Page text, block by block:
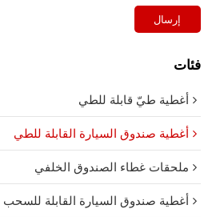
إرسال
فئات
أغطية طيّ قابلة للطي
أغطية صندوق السيارة القابلة للطي
ملحقات غطاء الصندوق الخلفي
أغطية صندوق السيارة القابلة للسحب